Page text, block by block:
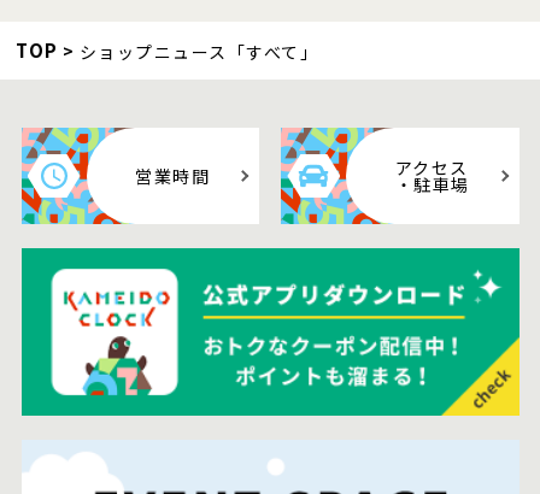
TOP ショップニュース「すべて」
営業時間 アクセス
・駐車場